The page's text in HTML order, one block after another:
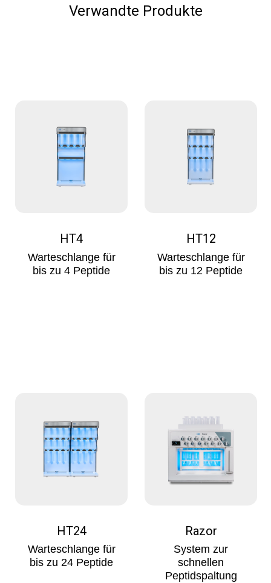
Verwandte Produkte
HT4
Warteschlange für
bis zu 4 Peptide
HT12
Warteschlange für
bis zu 12 Peptide
HT24
Warteschlange für
bis zu 24 Peptide
Razor
System zur
schnellen
Peptidspaltung